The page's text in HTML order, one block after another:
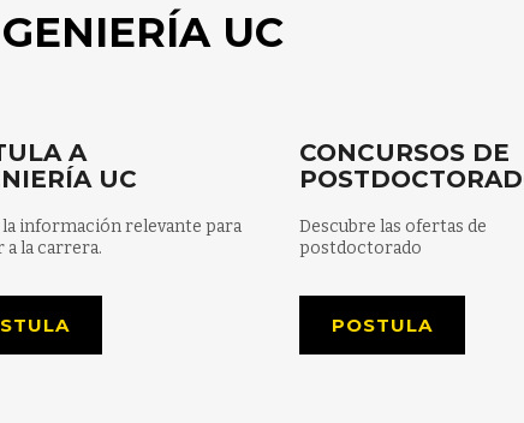
UC
A
UC
la información relevante para
a la carrera.
CONCURSOS DE
Descubre las ofertas de
postdoctorado
POSTULA